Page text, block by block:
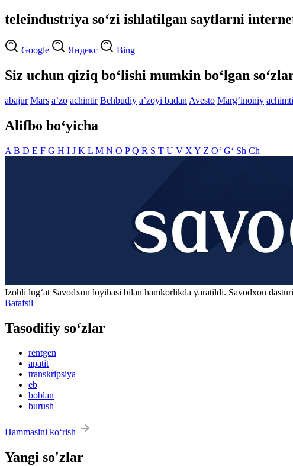
teleindustriya so‘zi ishlatilgan saytlarni
Google Яндекс Bing
Siz uchun qiziq bo‘lishi mumkin bo‘lgan
abajur Mars aʼzo achintir Behbudiy aʼzoyi badan Avesto Marg‘inoniy
Alifbo bo‘yicha
A B D E F G H I J K L M N O PQ R S T U V X Y Z O‘ G‘ Sh Ch
Izohli lugʻat Savodxon loyihasi bilan hamkorlikda yaratildi. Savodxon
Batafsil
Tasodifiy so‘zlar
rentgen
apatit
transkripsiya
eb
boblan
burush
Hammasini ko‘rish
Yangi so'zlar